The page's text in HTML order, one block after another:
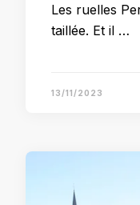
Les ruelles
taillée. Et il …
13/11/2023